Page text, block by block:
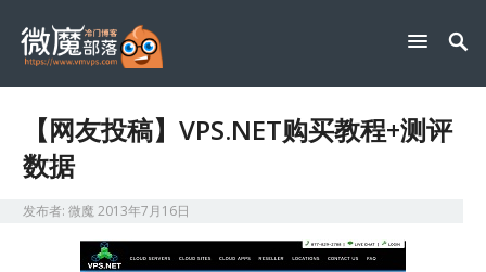
【网友投稿】VPS.NET购买教程+测评
数据
发布者:微魔2013年7月16日